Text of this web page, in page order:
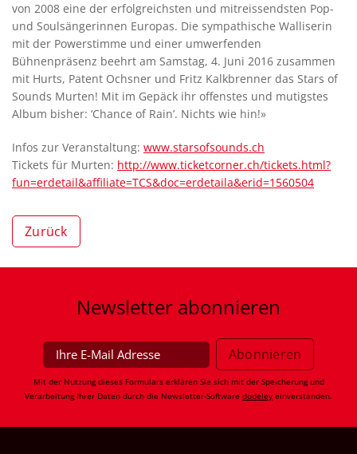
von 2008 eine der erfolgreichsten und mitreissendsten Pop-
und Soulsängerinnen Europas. Die sympathische Walliserin
mit der Powerstimme und einer umwerfenden
Bühnenpräsenz beehrt am Samstag, 4. Juni 2016 zusammen
mit Hurts, Patent Ochsner und Fritz Kalkbrenner das Stars of
Sounds Murten! Mit im Gepäck ihr offenstes und mutigstes
Album bisher: ‘Chance of Rain’. Nichts wie hin!»
Infos zur Veranstaltung: www.starsofsounds.ch
Tickets für Murten: http://www.ticketcorner.ch/tickets.html?
fun=erdetail&affiliate=TCS&doc=erdetaila&erid=1560504
Zurück
Newsletter abonnieren
Mit der Nutzung dieses Formulars erklären Sie sich mit der Speicherung und
Verarbeitung Ihrer Daten durch die Newsletter-Software dodeley einverstanden.